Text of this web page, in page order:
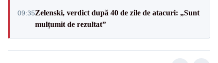
09:35Zelenski, verdict după 40 de zile de atacuri: „Sunt
mulțumit de rezultat”